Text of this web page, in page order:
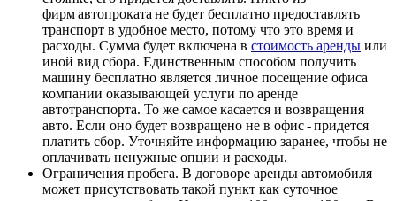
фирм автопроката не будет бесплатно предоставлять
транспорт в удобное место, потому что это время и
расходы. Сумма будет включена в стоимость аренды или
иной вид сбора. Единственным способом получить
машину бесплатно является личное посещение офиса
компании оказывающей услуги по аренде
автотранспорта. То же самое касается и возвращения
авто. Если оно будет возвращено не в офис - придется
платить сбор. Уточняйте информацию заранее, чтобы не
оплачивать ненужные опции и расходы.
Ограничения пробега. В договоре аренды автомобиля
может присутствовать такой пункт как суточное